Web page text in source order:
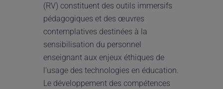
(RV) constituent des outils immersifs
pédagogiques et des œuvres
contemplatives destinées à la
sensibilisation du personnel
enseignant aux enjeux éthiques de
l’usage des technologies en éducation.
Le développement des compétences